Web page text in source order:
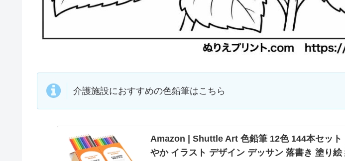
介護施設におすすめの色鉛筆はこちら
Amazon | Shuttle Art 色鉛筆 12色 144本セット
やか イラスト デザイン デッサン 落書き 塗り絵